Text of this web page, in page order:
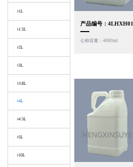
1L
1.5L
2L
3L
3.8L
4L
4.5L
5L
10L
产品编号：4LHXH01
公称容量：4000ml